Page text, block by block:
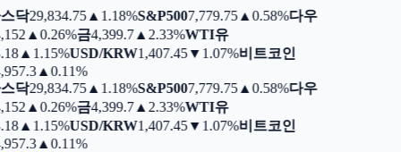
닥29,834.75▲ 1.18%S&P5007,779.75▲0.58%다우
▲0.26%금4,399.7▲ 2.33%WTI유
▲ 1.15%USD/KRW1,407.45▼ 1.07%비트코인
▲0.11%
닥29,834.75▲ 1.18%S&P5007,779.75▲0.58%다우
▲0.26%금4,399.7▲ 2.33%WTI유
▲ 1.15%USD/KRW1,407.45▼ 1.07%비트코인
▲0.11%